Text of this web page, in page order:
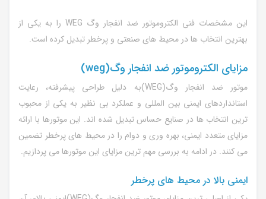
این مشخصات فنی الکتروموتور ضد انفجار وگ WEG را به یکی از
بهترین انتخاب ها در محیط های صنعتی و پرخطر تبدیل کرده است.
مزایای الکتروموتور ضد انفجار وگ(weg)
موتور ضد انفجار وگ(WEG)به دلیل طراحی پیشرفته، رعایت
استانداردهای ایمنی بین المللی و عملکرد بی نظیر به یکی از محبوب
ترین انتخاب ها در صنایع حساس تبدیل شده اند. این موتورها با ارائه
مزایای متعدد ایمنی، بهره وری و دوام را در محیط های پرخطر تضمین
می کنند. در ادامه به بررسی مهم ترین مزایای این موتورها می پردازیم.
ایمنی بالا در محیط های پرخطر